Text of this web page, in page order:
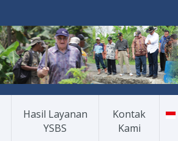
Hasil Layanan
YSBS
Kontak
Kami